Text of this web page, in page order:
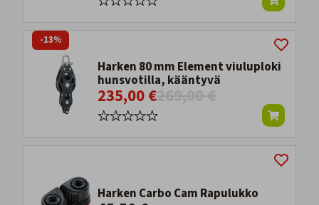
Harken 80 mm Element viuluploki
hunsvotilla, kääntyvä
235,00 €
-13%
Harken Carbo Cam Rapulukko